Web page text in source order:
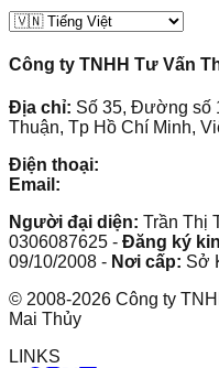
Công ty TNHH Tư Vấn
Địa chỉ: Số 35, Đường số
Thuận, Tp Hồ Chí Minh,
Điện thoại:
Email:
Người đại diện: Trần Thị
0306087625 - Đăng ký
09/10/2008 - Nơi cấp: Sở
© 2008-2026 Công ty
Mai Thủy
LINKS